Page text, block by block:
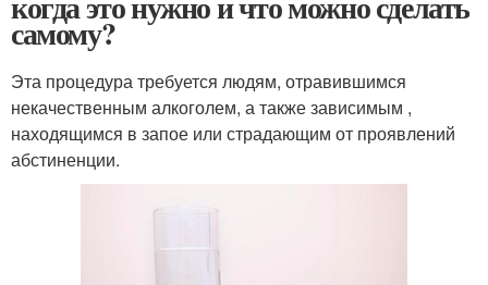
самому?
Эта процедура требуется людям, отравившимся
некачественным алкоголем, а также зависимым ,
находящимся в запое или страдающим от проявлений
абстиненции.